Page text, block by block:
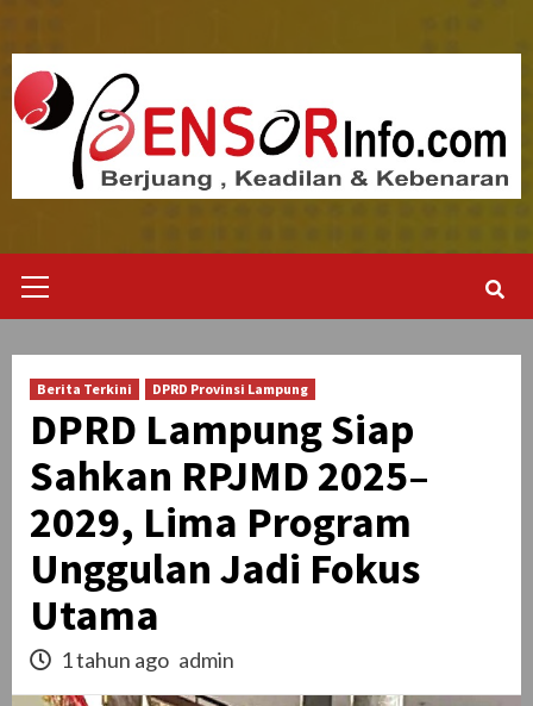
content
Menu
Berita Terkini DPRD Provinsi Lampung
DPRD Lampung Siap
Sahkan RPJMD 2025–
2029, Lima Program
Unggulan Jadi Fokus
Utama
1 tahun ago admin